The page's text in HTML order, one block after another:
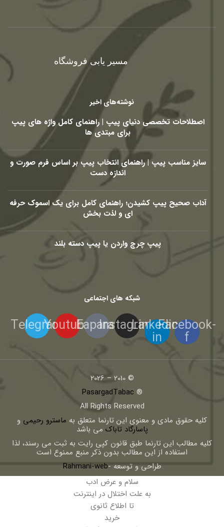
مسیر یابی فروشگاه
نوشته‌های اخیر
اصطلاحات تخصصی دنیای پیپ | راهنمای کامل واژه های پیپ
برای مبتدی ها
سایز مناسب پیپ | راهنمای انتخاب پیپ بر اساس فرم صورت و
اندازه دست
آداب صحیح پیپ کشیدن؛ راهنمای کامل برای یک اسموک حرفه
ای و لذت بخش
پیپ چرچ واردن یا پیپ دسته بلند
شبکه های اجتماعی
Facebook-
f
Linkedin-
in
Instagram
Eaparat
Youtube
Telegram
© 2010 – 2026
®
PasargadTabac
All Rights Reserved
كليه حقوق مادی و معنوی اين تارنما متعلق به ماسترو رحیمی و
پاسارگاد تاباک می باشد
کلیه مطالب این تارنما طبق قانون کپی رایت به ثبت می رسند، لذا
استفاده از این مطالب بدون ذکر منبع ممنوع است
طراحی و توسعه -Rahmani-web
سلام و عرض ادب
به علت اختلال در اینترنت
تا اطلاع ثانوی
خرید